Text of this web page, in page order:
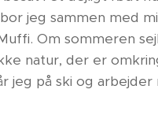
bor jeg sammen med
Om sommeren
natur, der er
jeg på ski og arbejder